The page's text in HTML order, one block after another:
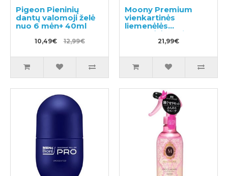
Pigeon Pieninių
dantų valomoji želė
nuo 6 mėn+ 40ml
10,49€ 12,99€
Moony Premium
vienkartinės
liemenėlės
pagalvėlės, skirtos
maitinančioms
21,99€